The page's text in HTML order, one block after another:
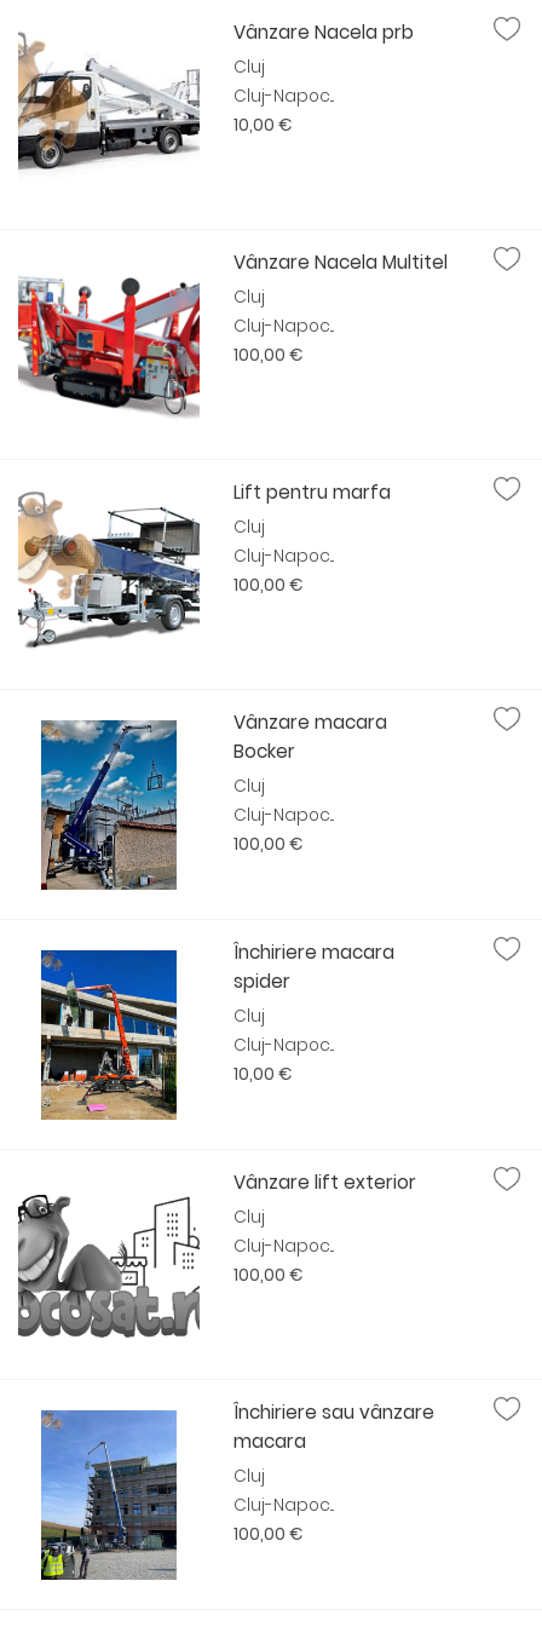
Vânzare Nacela prb
Cluj
Cluj-Napoc...
10,00 €
Vânzare Nacela Multitel
Cluj
Cluj-Napoc...
100,00 €
Lift pentru marfa
Cluj
Cluj-Napoc...
100,00 €
Vânzare macara
Bocker
Cluj
Cluj-Napoc...
100,00 €
Închiriere macara
spider
Cluj
Cluj-Napoc...
10,00 €
Vânzare lift exterior
Cluj
Cluj-Napoc...
100,00 €
Închiriere sau vânzare
macara
Cluj
Cluj-Napoc...
100,00 €